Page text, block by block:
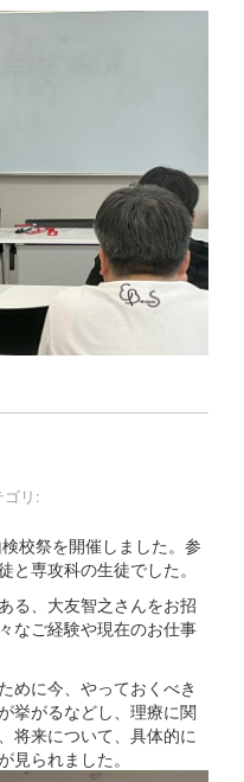
ゴリ:
校祭を開催しました。参
と専攻科の生徒でした。
る、大友智之さんをお招
なご経験や現在のお仕事
めに今、やっておくべき
挙がるなどし、理療に関
将来について、具体的に
見られました。